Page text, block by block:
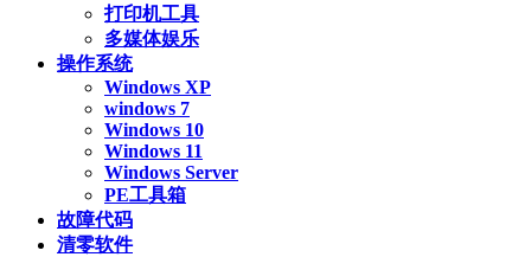
打印机工具
多媒体娱乐
操作系统
Windows XP
windows 7
Windows 10
Windows 11
Windows Server
PE工具箱
故障代码
清零软件